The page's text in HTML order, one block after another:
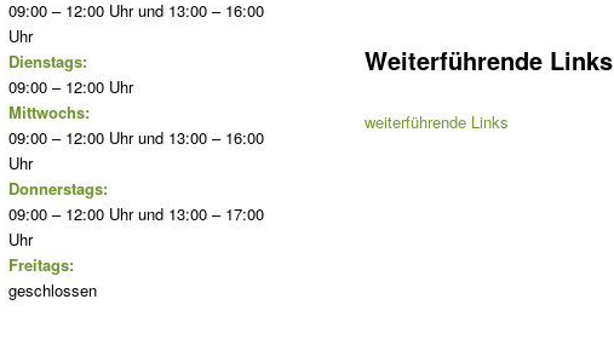
09:00 – 12:00 Uhr und 13:00 – 16:00
Uhr
Dienstags:
09:00 – 12:00 Uhr
Mittwochs:
09:00 – 12:00 Uhr und 13:00 – 16:00
Uhr
Donnerstags:
09:00 – 12:00 Uhr und 13:00 – 17:00
Uhr
Freitags:
geschlossen
Weiterführende Links
weiterführende Links